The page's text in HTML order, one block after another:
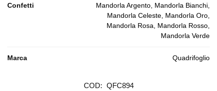
Confetti
Mandorla Argento, Mandorla Bianchi,
Mandorla Celeste, Mandorla Oro,
Mandorla Rosa, Mandorla Rosso,
Mandorla Verde
Marca Quadrifoglio
COD: QFC894